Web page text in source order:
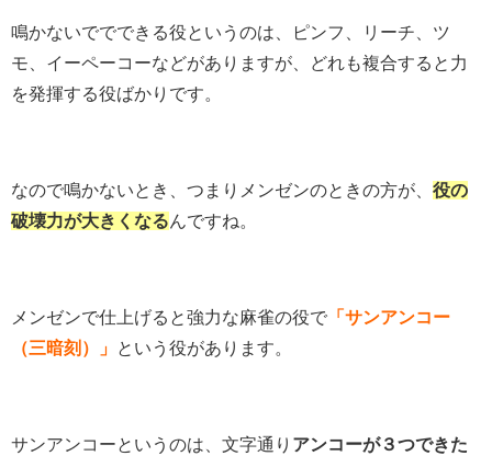
鳴かないででできる役というのは、ピンフ、リーチ、ツ
モ、イーペーコーなどがありますが、どれも複合すると力
を発揮する役ばかりです。
なので鳴かないとき、つまりメンゼンのときの方が、 役の
破壊力が大きくなるんですね。
メンゼンで仕上げると強力な麻雀の役で 「サンアンコー
（三暗刻）」 という役があります。
サンアンコーというのは、文字通り アンコーが３つできた